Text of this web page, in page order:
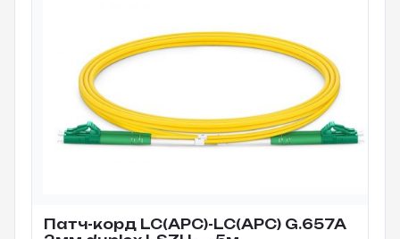
Патч-корд LC(APC)-LC(APC) G.657A